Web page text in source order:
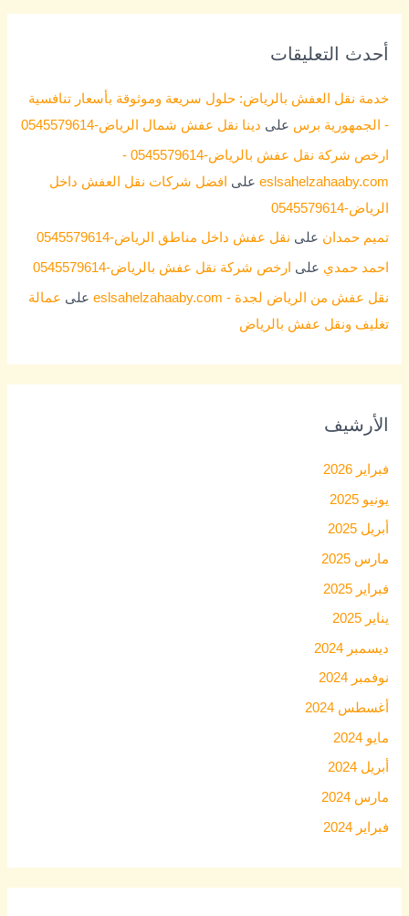
أحدث التعليقات
خدمة نقل العفش بالرياض: حلول سريعة وموثوقة بأسعار تنافسية
- الجمهورية برس على دينا نقل عفش شمال الرياض-0545579614
ارخص شركة نقل عفش بالرياض-0545579614 -
eslsahelzahaaby.com على
افضل شركات نقل العفش داخل
الرياض-0545579614
تميم حمدان على نقل عفش داخل مناطق الرياض-0545579614
احمد حمدي على ارخص شركة نقل عفش بالرياض-0545579614
نقل عفش من الرياض لجدة - eslsahelzahaaby.com على عمالة
تغليف ونقل عفش بالرياض
الأرشيف
فبراير 2026
يونيو 2025
أبريل 2025
مارس 2025
فبراير 2025
يناير 2025
ديسمبر 2024
نوفمبر 2024
أغسطس 2024
مايو 2024
أبريل 2024
مارس 2024
فبراير 2024